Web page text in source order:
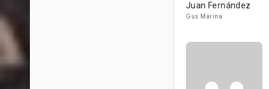
Juan Fernández
Gus Marina